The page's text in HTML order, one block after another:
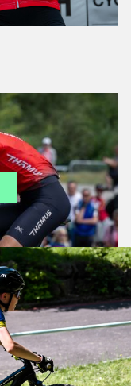
finden